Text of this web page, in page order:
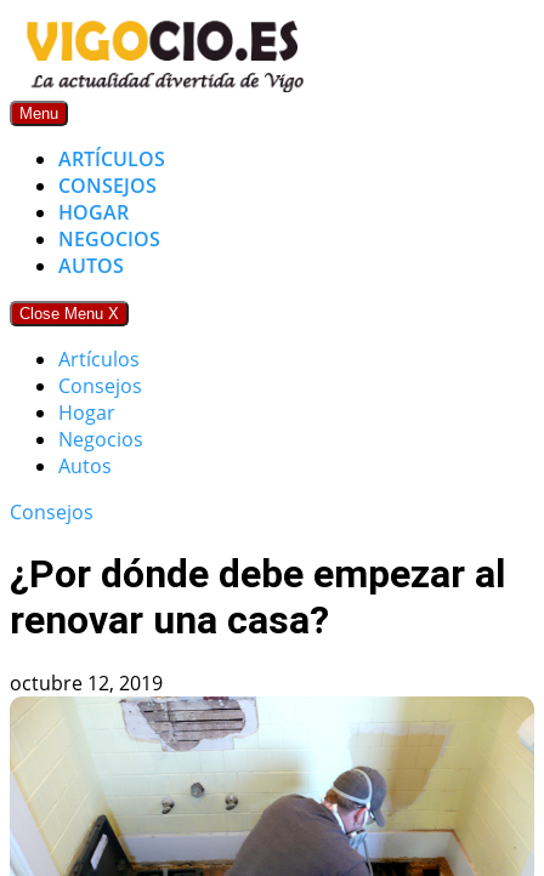
Skip
content
Menu
ARTÍCULOS
CONSEJOS
HOGAR
NEGOCIOS
AUTOS
Close Menu X
Artículos
Consejos
Hogar
Negocios
Autos
Consejos
¿Por dónde debe empezar al
renovar una casa?
octubre 12, 2019